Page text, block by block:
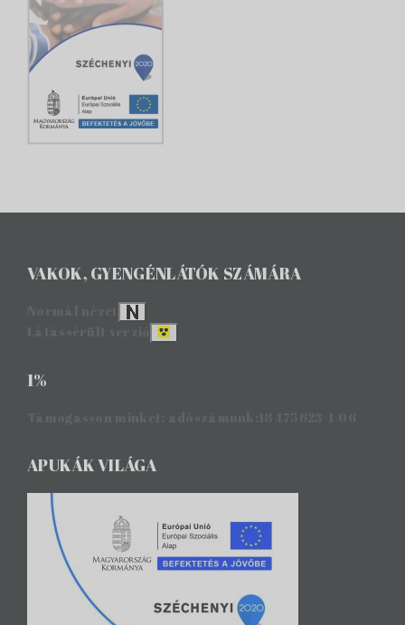
VAKOK, GYENGÉNLÁTÓK SZÁMÁRA
1%
APUKÁK VILÁGA